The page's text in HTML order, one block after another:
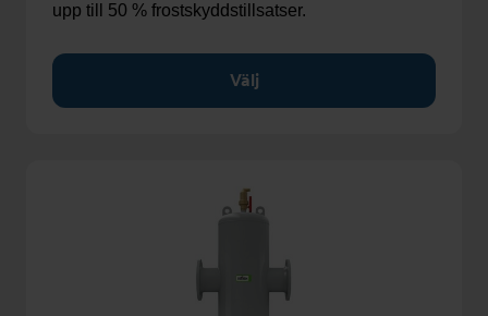
upp till 50 % frostskyddstillsatser.
Välj